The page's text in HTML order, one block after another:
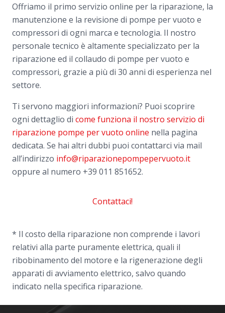
Offriamo il primo servizio online per la riparazione, la
manutenzione e la revisione di pompe per vuoto e
compressori di ogni marca e tecnologia. Il nostro
personale tecnico è altamente specializzato per la
riparazione ed il collaudo di pompe per vuoto e
compressori, grazie a più di 30 anni di esperienza nel
settore.
Ti servono maggiori informazioni? Puoi scoprire
ogni dettaglio di come funziona il nostro servizio di
riparazione pompe per vuoto online nella pagina
dedicata. Se hai altri dubbi puoi contattarci via mail
all’indirizzo info@riparazionepompepervuoto.it
oppure al numero +39 011 851652.
Contattaci!
* Il costo della riparazione non comprende i lavori
relativi alla parte puramente elettrica, quali il
ribobinamento del motore e la rigenerazione degli
apparati di avviamento elettrico, salvo quando
indicato nella specifica riparazione.